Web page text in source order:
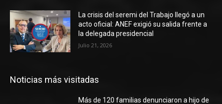
La crisis del seremi del Trabajo llegó a un
acto oficial: ANEF exigió su salida frente a
la delegada presidencial
Julio 21, 2026
Noticias más visitadas
Más de 120 familias denunciaron a hijo de